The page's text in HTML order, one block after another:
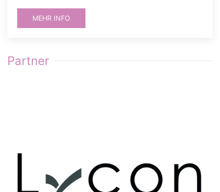
MEHR INFO
Partner